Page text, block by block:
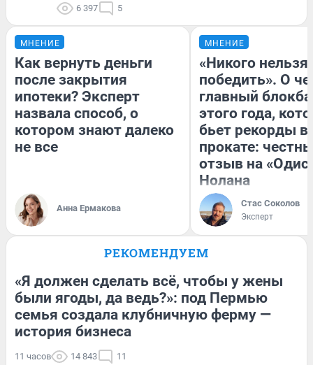
6 397 5
МНЕНИЕ
Как вернуть деньги
после закрытия
ипотеки? Эксперт
назвала способ, о
котором знают далеко
не все
Анна Ермакова
МНЕНИЕ
«Никого нельзя
победить». О
главный
этого года,
бьет рекорды в
прокате:
отзыв на
Нолана
Стас Соколов
Эксперт
РЕКОМЕНДУЕМ
«Я должен сделать всё, чтобы у жены
были ягоды, да ведь?»: под Пермью
семья создала клубничную ферму —
история бизнеса
11 часов 14 843 11